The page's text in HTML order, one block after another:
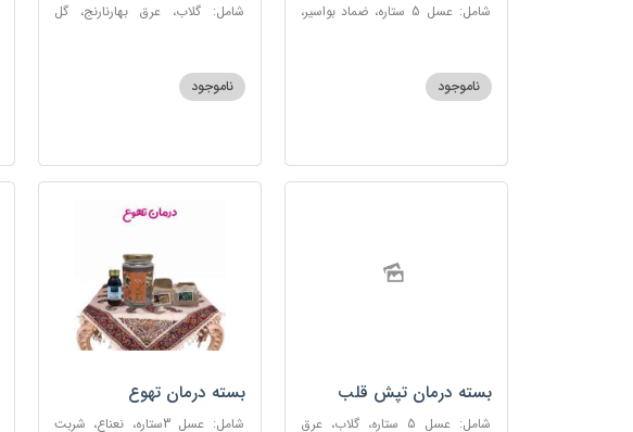
شامل: عسل 5 ستاره، ضماد بواسیر،
ناموجود
شامل: گلاب، عرق بهارنارنج، گل
ناموجود
بسته درمان تپش قلب
شامل: عسل 5 ستاره، گلاب، عرق
بسته درمان تهوع
شامل: عسل 3ستاره، نعناع، شربت